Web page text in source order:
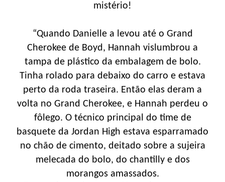
mistério!
“Quando Danielle a levou até o Grand
Cherokee de Boyd, Hannah vislumbrou a
tampa de plástico da embalagem de bolo.
Tinha rolado para debaixo do carro e estava
perto da roda traseira. Então elas deram a
volta no Grand Cherokee, e Hannah perdeu o
fôlego. O técnico principal do time de
basquete da Jordan High estava esparramado
no chão de cimento, deitado sobre a sujeira
melecada do bolo, do chantilly e dos
morangos amassados.